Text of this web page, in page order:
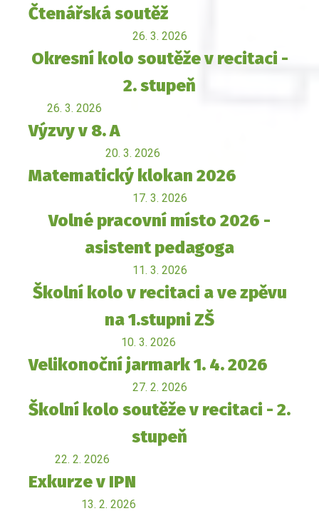
Čtenářská soutěž
26. 3. 2026
Okresní kolo soutěže v recitaci -
2. stupeň
26. 3. 2026
Výzvy v 8. A
20. 3. 2026
Matematický klokan 2026
17. 3. 2026
Volné pracovní místo 2026 -
asistent pedagoga
11. 3. 2026
Školní kolo v recitaci a ve zpěvu
na 1.stupni ZŠ
10. 3. 2026
Velikonoční jarmark 1. 4. 2026
27. 2. 2026
Školní kolo soutěže v recitaci - 2.
stupeň
22. 2. 2026
Exkurze v IPN
13. 2. 2026